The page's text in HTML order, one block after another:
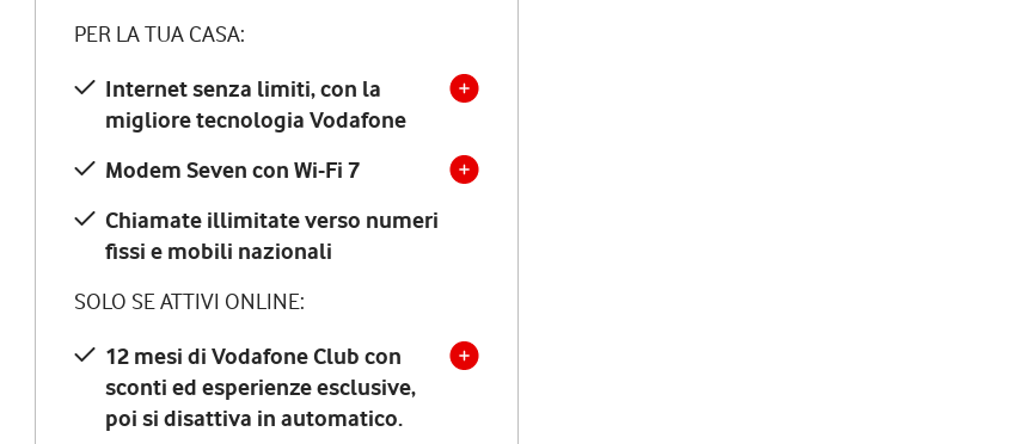
PER LA TUA CASA:
Internet senza limiti, con la
migliore tecnologia Vodafone
Modem Seven con Wi-Fi 7
Chiamate illimitate verso numeri
fissi e mobili nazionali
SOLO SE ATTIVI ONLINE:
12 mesi di Vodafone Club con
sconti ed esperienze esclusive,
poi si disattiva in automatico.